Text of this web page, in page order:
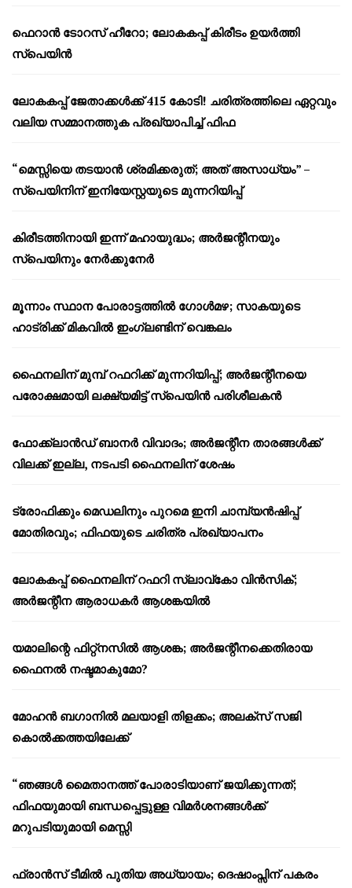
ഫെറാൻ ടോറസ് ഹീറോ; ലോകകപ്പ് കിരീടം ഉയർത്തി
സ്പെയിൻ
ലോകകപ്പ് ജേതാക്കൾക്ക് 415 കോടി! ചരിത്രത്തിലെ ഏറ്റവും
വലിയ സമ്മാനത്തുക പ്രഖ്യാപിച്ച് ഫിഫ
“മെസ്സിയെ തടയാൻ ശ്രമിക്കരുത്; അത് അസാധ്യം” –
സ്പെയിനിന് ഇനിയേസ്റ്റയുടെ മുന്നറിയിപ്പ്
കിരീടത്തിനായി ഇന്ന് മഹായുദ്ധം; അർജന്റീനയും
സ്പെയിനും നേർക്കുനേർ
മൂന്നാം സ്ഥാന പോരാട്ടത്തിൽ ഗോൾമഴ; സാകയുടെ
ഹാട്രിക്ക് മികവിൽ ഇംഗ്ലണ്ടിന് വെങ്കലം
ഫൈനലിന് മുമ്പ് റഫറിക്ക് മുന്നറിയിപ്പ്; അർജന്റീനയെ
പരോക്ഷമായി ലക്ഷ്യമിട്ട് സ്പെയിൻ പരിശീലകൻ
ഫോക്ക്‌ലാൻഡ് ബാനർ വിവാദം; അർജന്റീന താരങ്ങൾക്ക്
വിലക്ക് ഇല്ല, നടപടി ഫൈനലിന് ശേഷം
ട്രോഫിക്കും മെഡലിനും പുറമെ ഇനി ചാമ്പ്യൻഷിപ്പ്
മോതിരവും; ഫിഫയുടെ ചരിത്ര പ്രഖ്യാപനം
ലോകകപ്പ് ഫൈനലിന് റഫറി സ്ലാവ്‌കോ വിൻസിക്;
അർജന്റീന ആരാധകർ ആശങ്കയിൽ
യമാലിന്റെ ഫിറ്റ്നസിൽ ആശങ്ക; അർജന്റീനക്കെതിരായ
ഫൈനൽ നഷ്ടമാകുമോ?
മോഹൻ ബഗാനിൽ മലയാളി തിളക്കം; അലക്സ് സജി
കൊൽക്കത്തയിലേക്ക്
“ഞങ്ങൾ മൈതാനത്ത് പോരാടിയാണ് ജയിക്കുന്നത്;
ഫിഫയുമായി ബന്ധപ്പെട്ടുള്ള വിമർശനങ്ങൾക്ക്
മറുപടിയുമായി മെസ്സി
ഫ്രാൻസ് ടീമിൽ പുതിയ അധ്യായം; ദെഷാംപ്സിന് പകരം